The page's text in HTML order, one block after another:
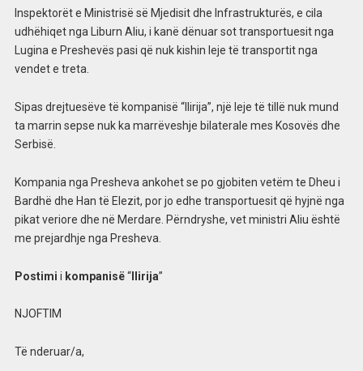
Inspektorët e Ministrisë së Mjedisit dhe Infrastrukturës, e cila
udhëhiqet nga Liburn Aliu, i kanë dënuar sot transportuesit nga
Lugina e Preshevës pasi që nuk kishin leje të transportit nga
vendet e treta.
Sipas drejtuesëve të kompanisë “Ilirija”, një leje të tillë nuk mund
ta marrin sepse nuk ka marrëveshje bilaterale mes Kosovës dhe
Serbisë.
Kompania nga Presheva ankohet se po gjobiten vetëm te Dheu i
Bardhë dhe Han të Elezit, por jo edhe transportuesit që hyjnë nga
pikat veriore dhe në Merdare. Përndryshe, vet ministri Aliu është
me prejardhje nga Presheva.
Postimi i kompanisë“Ilirija”
NJOFTIM
Të nderuar/a,